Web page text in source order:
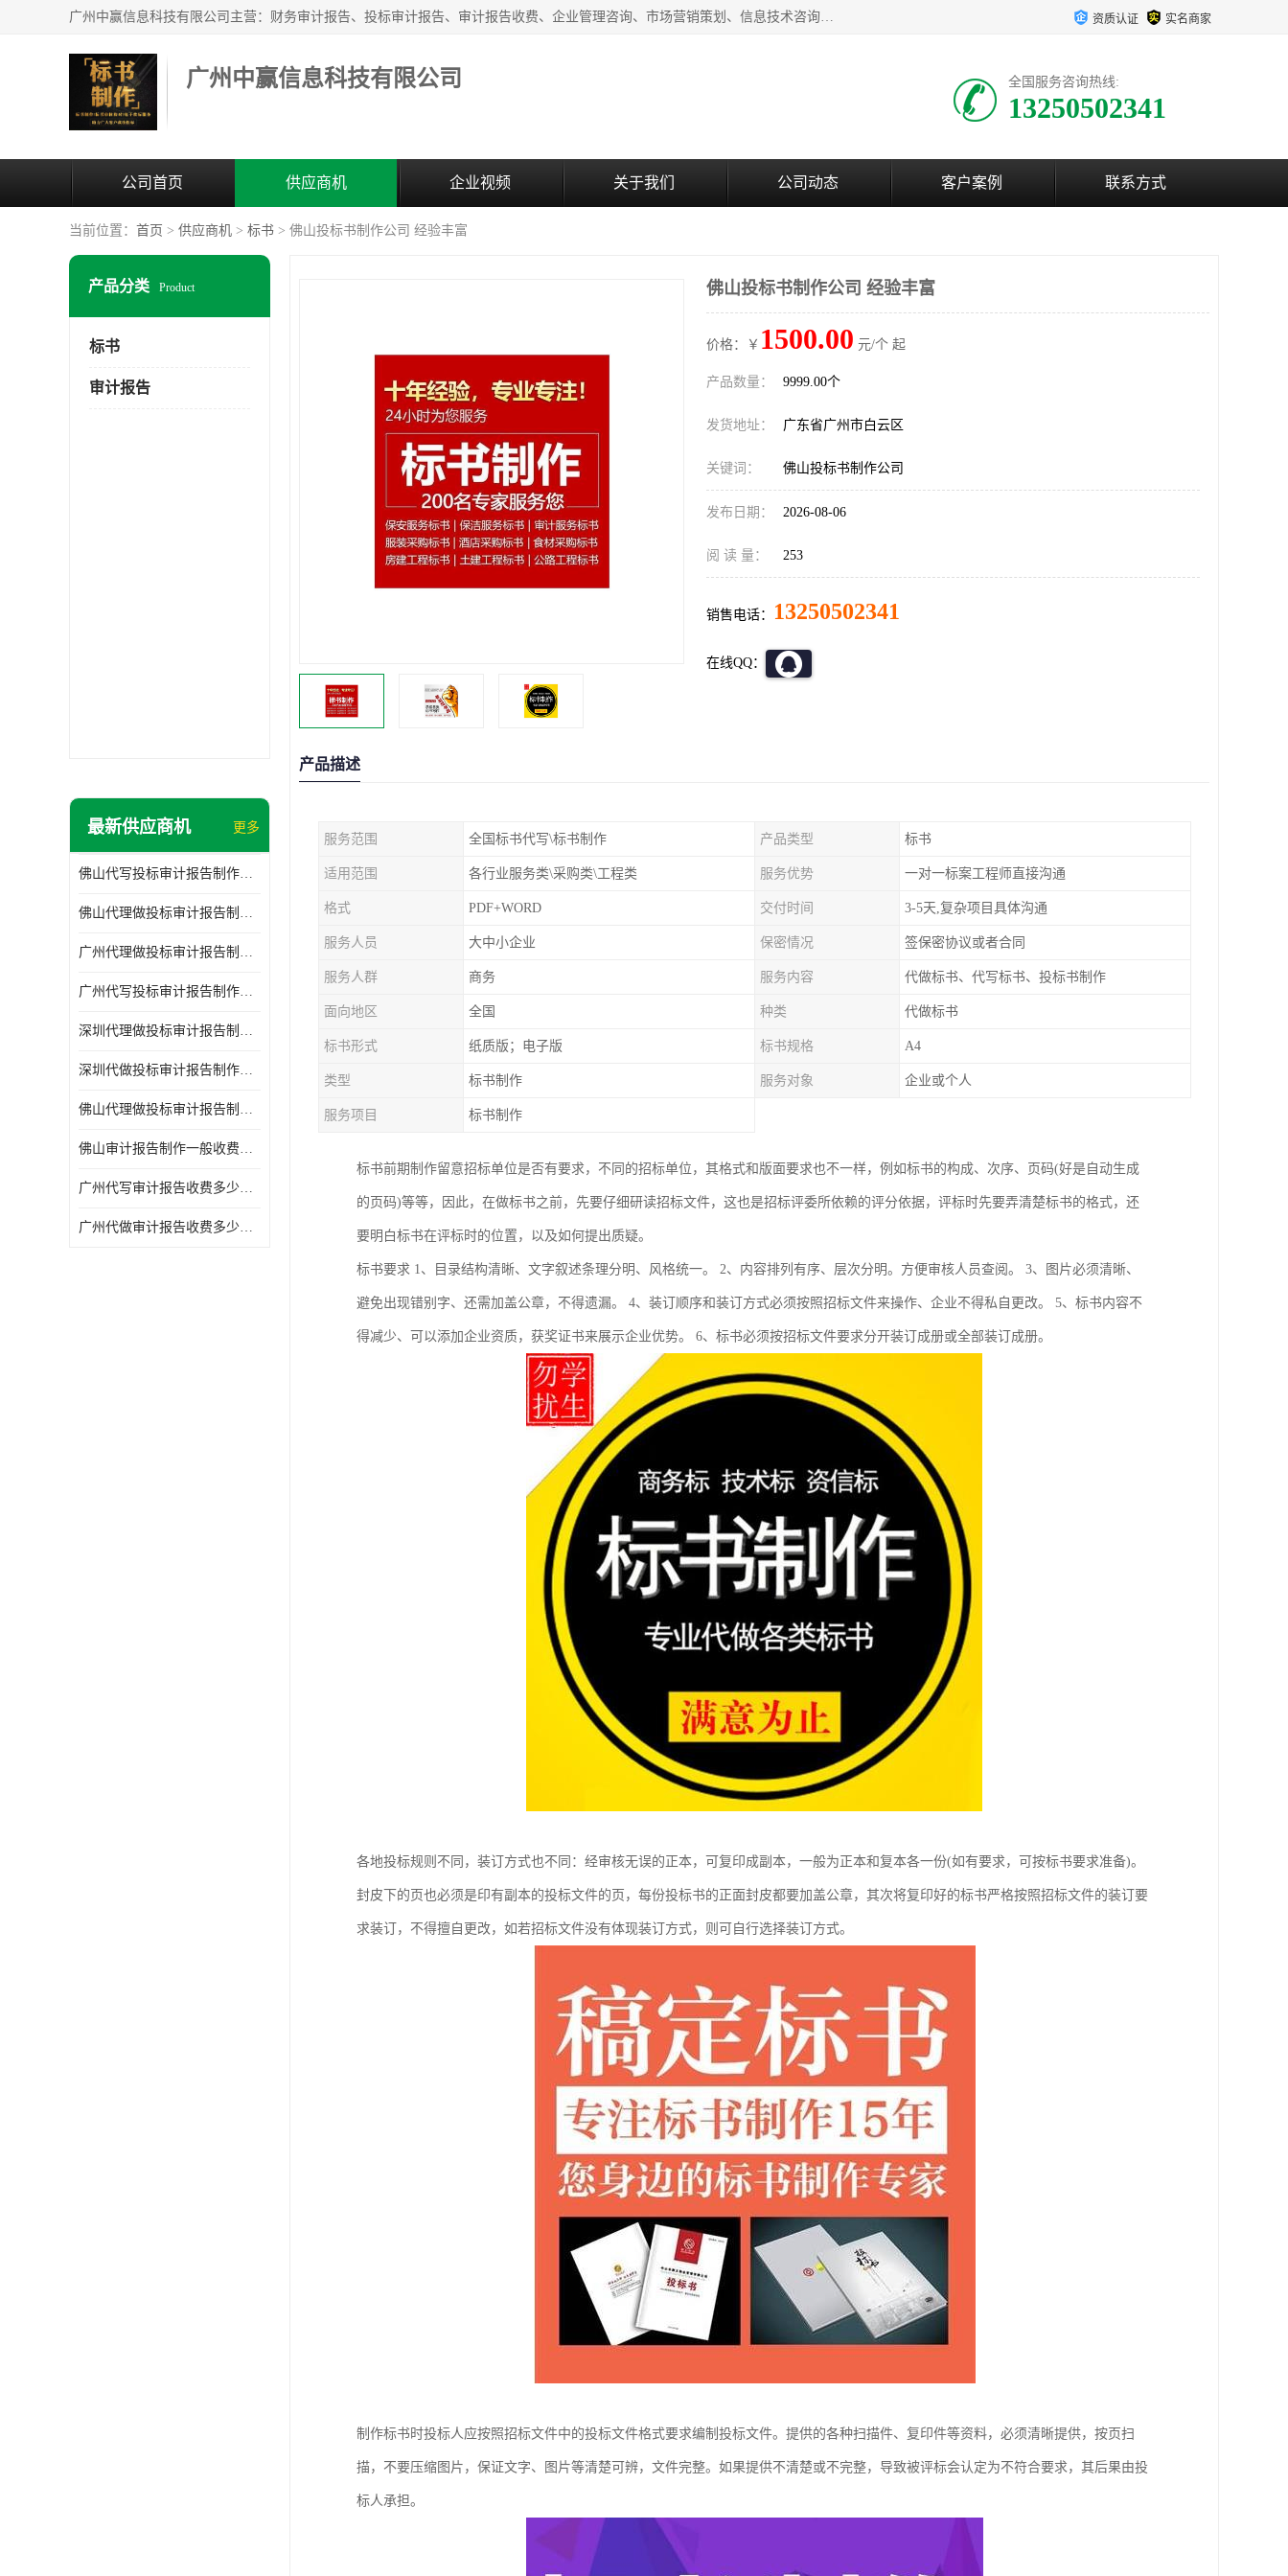
广州中赢信息科技有限公司主营：财务审计报告、投标审计报告、审计报告收费、企业管理咨询、市场营销策划、信息技术咨询服务、广告制作、会议及展览服务、软件开发 资质认证 实名商家
广州中赢信息科技有限公司 全国服务咨询热线:
13250502341
公司首页 供应商机 企业视频 关于我们 公司动态 客户案例 联系方式
当前位置： 首页 > 供应商机 > 标书 > 佛山投标书制作公司 经验丰富
产品分类 Product
标书
审计报告
最新供应商机 更多
佛山代写投标审计报告制作一般收费多少钱 代写各类工程
佛山代理做投标审计报告制作一般收费多少钱 代写各类工程
广州代理做投标审计报告制作一般收费多少钱 代写各类工程
广州代写投标审计报告制作一般收费多少钱 满足客户需求
深圳代理做投标审计报告制作一般收费多少钱 满足客户需求
深圳代做投标审计报告制作一般收费多少钱 代写各类工程
佛山代理做投标审计报告制作一般收费多少钱 满足客户需求
佛山审计报告制作一般收费多少钱 诚信合作
广州代写审计报告收费多少钱一份 周期快
广州代做审计报告收费多少钱一份 经验丰富
佛山投标书制作公司 经验丰富
价格：￥ 1500.00 元/个 起
产品数量： 9999.00个
发货地址： 广东省广州市白云区
关键词： 佛山投标书制作公司
发布日期： 2026-08-06
阅 读 量： 253
销售电话： 13250502341
在线QQ：
产品描述
服务范围 全国标书代写\标书制作 产品类型 标书
适用范围 各行业服务类\采购类\工程类 服务优势 一对一标案工程师直接沟通
格式 PDF+WORD 交付时间 3-5天,复杂项目具体沟通
服务人员 大中小企业 保密情况 签保密协议或者合同
服务人群 商务 服务内容 代做标书、代写标书、投标书制作
面向地区 全国 种类 代做标书
标书形式 纸质版；电子版 标书规格 A4
类型 标书制作 服务对象 企业或个人
服务项目 标书制作
标书前期制作留意招标单位是否有要求，不同的招标单位，其格式和版面要求也不一样，例如标书的构成、次序、页码(好是自动生成
的页码)等等，因此，在做标书之前，先要仔细研读招标文件，这也是招标评委所依赖的评分依据，评标时先要弄清楚标书的格式，还
要明白标书在评标时的位置，以及如何提出质疑。
标书要求 1、目录结构清晰、文字叙述条理分明、风格统一。 2、内容排列有序、层次分明。方便审核人员查阅。 3、图片必须清晰、
避免出现错别字、还需加盖公章，不得遗漏。 4、装订顺序和装订方式必须按照招标文件来操作、企业不得私自更改。 5、标书内容不
得减少、可以添加企业资质，获奖证书来展示企业优势。 6、标书必须按招标文件要求分开装订成册或全部装订成册。
各地投标规则不同，装订方式也不同：经审核无误的正本，可复印成副本，一般为正本和复本各一份(如有要求，可按标书要求准备)。
封皮下的页也必须是印有副本的投标文件的页，每份投标书的正面封皮都要加盖公章，其次将复印好的标书严格按照招标文件的装订要
求装订，不得擅自更改，如若招标文件没有体现装订方式，则可自行选择装订方式。
制作标书时投标人应按照招标文件中的投标文件格式要求编制投标文件。提供的各种扫描件、复印件等资料，必须清晰提供，按页扫
描，不要压缩图片，保证文字、图片等清楚可辨，文件完整。如果提供不清楚或不完整，导致被评标会认定为不符合要求，其后果由投
标人承担。